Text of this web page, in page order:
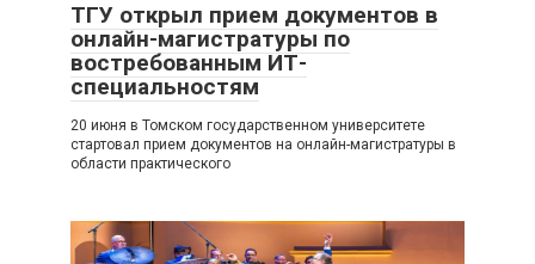
ТГУ открыл прием документов в
онлайн-магистратуры по
востребованным ИТ-
специальностям
20 июня в Томском государственном университете
стартовал прием документов на онлайн-магистратуры в
области практического